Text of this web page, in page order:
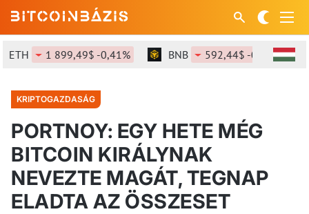
1 899,49$ -0,41% BNB 592,44$ -0,21%
KRIPTOGAZDASÁG
PORTNOY: EGY HETE MÉG
BITCOIN KIRÁLYNAK
NEVEZTE MAGÁT, TEGNAP
ELADTA AZ ÖSSZESET